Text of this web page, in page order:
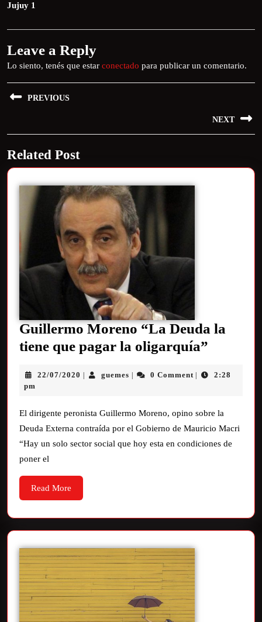
Jujuy 1
Leave a Reply
Lo siento, tenés que estar conectado para publicar un comentario.
PREVIOUS
NEXT
Related Post
Guillermo Moreno “La Deuda la
tiene que pagar la oligarquía”
22/07/2020 guemes 0 Comment
2:28
pm
El dirigente peronista Guillermo Moreno, opino sobre la
Deuda Externa contraída por el Gobierno de Mauricio Macri
“Hay un solo sector social que hoy esta en condiciones de
poner el
Read More